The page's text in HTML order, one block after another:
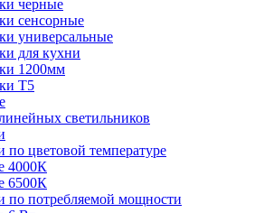
черные
сенсорные
универсальные
для кухни
1200мм
Т5
светильников
цветовой температуре
4000К
6500К
по потребляемой мощности